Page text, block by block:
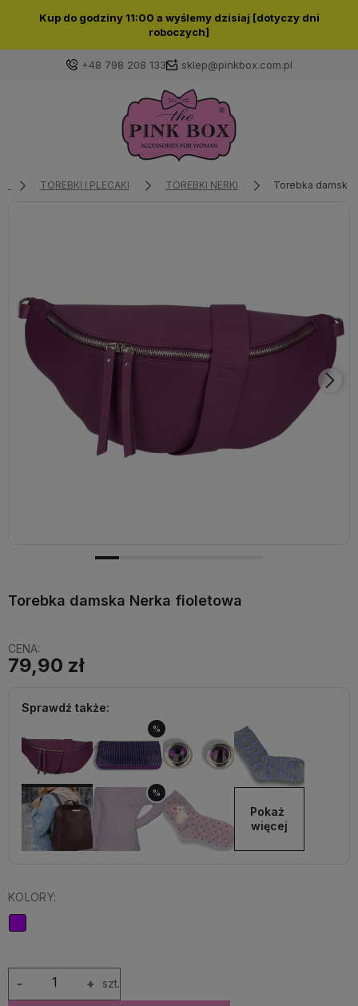
Kup do godziny 11:00 a wyślemy dzisiaj [dotyczy dni
roboczych]
+48 798 208 133 sklep@pinkbox.com.pl
Zaloguj się
z poprzedniej sesji.
TOREBKI I PLECAKI TOREBKI NERKI Torebka damska
Torebka damska Nerka fioletowa
CENA:
79,90 zł
Sprawdź także:
%
%
Pokaż
więcej
KOLORY:
+
- szt.